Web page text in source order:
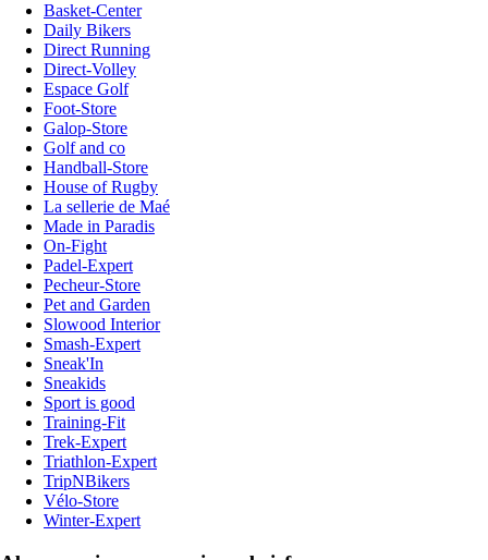
Basket-Center
Daily Bikers
Direct Running
Direct-Volley
Espace Golf
Foot-Store
Galop-Store
Golf and co
Handball-Store
House of Rugby
La sellerie de Maé
Made in Paradis
On-Fight
Padel-Expert
Pecheur-Store
Pet and Garden
Slowood Interior
Smash-Expert
Sneak'In
Sneakids
Sport is good
Training-Fit
Trek-Expert
Triathlon-Expert
TripNBikers
Vélo-Store
Winter-Expert